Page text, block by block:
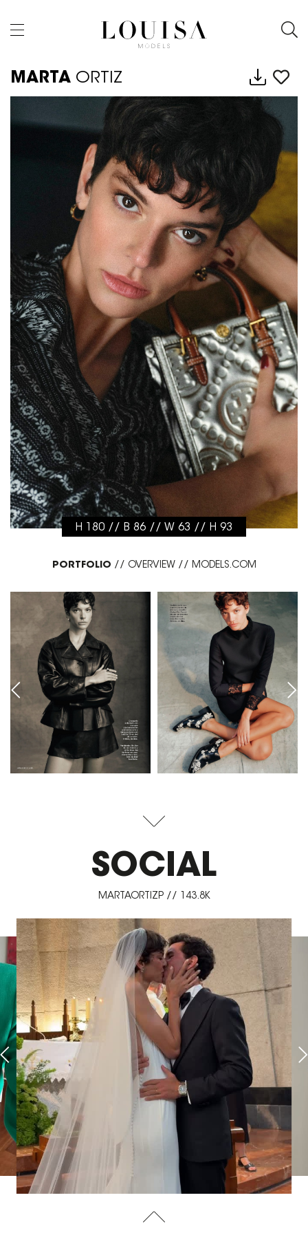
MARTA ORTIZ
H 180 // B 86 // W 63 // H 93
PORTFOLIO // OVERVIEW// MODELS.COM
SOCIAL
MARTAORTIZP // 143.8K